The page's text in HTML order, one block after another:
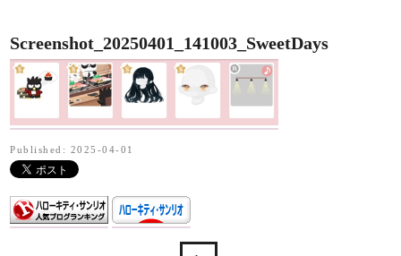
Screenshot_20250401_141003_SweetDays
Published: 2025-04-01